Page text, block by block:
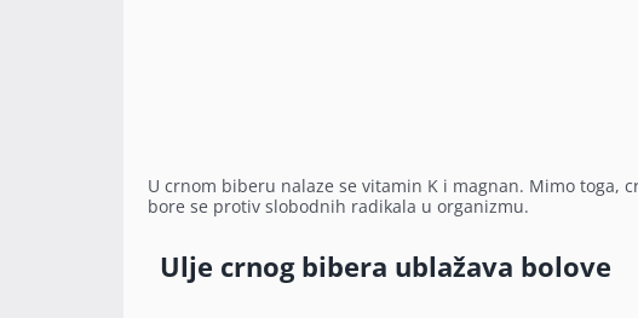
U crnom biberu nalaze se vitamin K i magnan. Mimo
bore se protiv slobodnih radikala u organizmu.
Ulje crnog bibera ublažava bolove